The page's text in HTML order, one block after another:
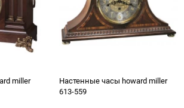
miller
Настенные часы howard miller
613-559